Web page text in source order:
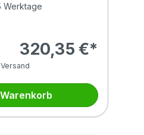
Werktage
320,35 €*